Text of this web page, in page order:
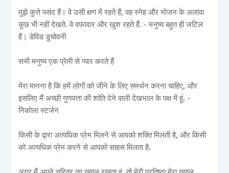
मुझे कुत्ते पसंद हैं। वे उसी क्षण में रहते हैं, वह स्नेह और भोजन के अलावा
कुछ भी नहीं देखते. वे वफादार और खुश रहते हैं. - मनुष्य बहुत ही जटिल
हैं। डेविड डुचोवनी
सभी मनुष्य एक प्रेमी से प्यार करते हैं
मेरा मानना ​​है कि हमें लोगों को जीने के लिए समर्थन करना चाहिए, और
इसलिए मैं अच्छी गुणवत्ता की शांति देने वाली देखभाल के पक्ष में हूं. -
निकोला स्टर्जन
किसी के द्वारा अत्यधिक प्रेम मिलने से आपको शक्ति मिलती है, और किसी
को अत्यधिक प्रेम करने से आपको साहस मिलता है.